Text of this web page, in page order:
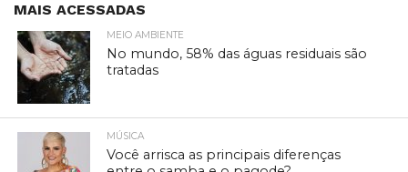
MAIS ACESSADAS
MEIO AMBIENTE
No mundo, 58% das águas residuais são
tratadas
MÚSICA
Você arrisca as principais diferenças